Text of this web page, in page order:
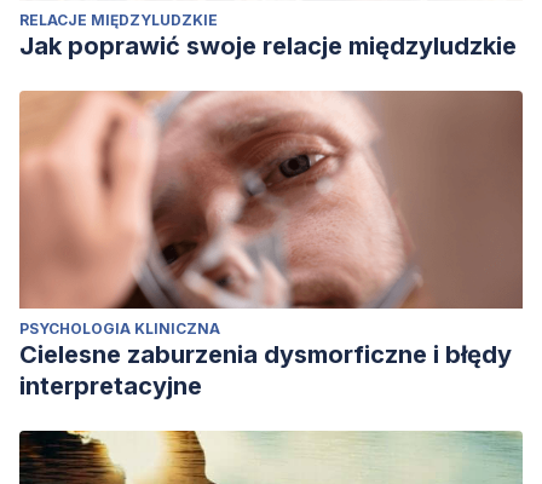
RELACJE MIĘDZYLUDZKIE
Jak poprawić swoje relacje międzyludzkie
PSYCHOLOGIA KLINICZNA
Cielesne zaburzenia dysmorficzne i błędy
interpretacyjne